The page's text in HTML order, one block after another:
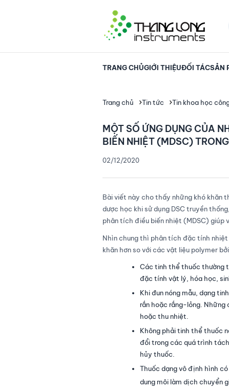
TRANG CHỦGIỚI THIỆUĐỐI TÁCSẢN
Trang chủ Tin tức Tin khoa học
MỘT SỐ ỨNG DỤNG CỦA
BIẾN NHIỆT (MDSC)
02/12/2020
Bài viết này cho thấy những khó khăn
dược học khi sử dụng DSC truyền
phân tích điều biến nhiệt (MDSC) giúp
Nhìn chung thì phân tích đặc tính
khăn hơn so với các vật liệu polymer
Các tinh thể thuốc thường
đặc tính vật lý, hóa học,
Khi đun nóng mẫu, dạng
rắn hoặc rắng-lỏng.
hoặc thu nhiệt.
Không phải tinh thể thuốc
đổi trong các quá trình
hủy thuốc.
Thuốc dạng vô định hình
dung môi làm dịch chuyển